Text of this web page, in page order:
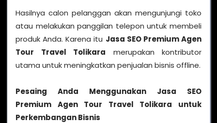
Hasilnya calon pelanggan akan mengunjungi toko
atau melakukan panggilan telepon untuk membeli
produk Anda. Karena itu Jasa SEO Premium Agen
Tour Travel Tolikara merupakan kontributor
utama untuk meningkatkan penjualan bisnis offline.
Pesaing Anda Menggunakan Jasa SEO
Premium Agen Tour Travel Tolikara untuk
Perkembangan Bisnis